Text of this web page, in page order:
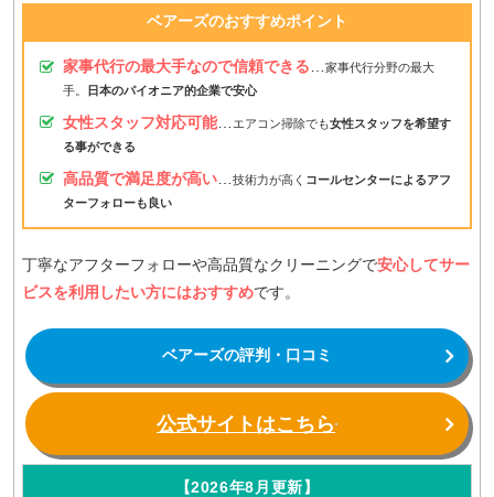
ベアーズのおすすめポイント
家事代行の最大手なので信頼できる…家事代行分野の最大
手。
日本のパイオニア的企業で安心
女性スタッフ対応可能… エアコン掃除でも女性スタッフを希望す
る事ができる
高品質で満足度が高い… 技術力が高く コールセンターによるアフ
ターフォローも良い
丁寧なアフターフォローや高品質なクリーニングで安心してサー
ビスを利用したい方にはおすすめです。
ベアーズの評判・口コミ
公式サイトはこちら
【2026年8月更新】